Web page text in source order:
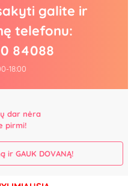
galite ir
telefonu:
84088
18:00
dar nėra
pirmi!
ir GAUK DOVANĄ!